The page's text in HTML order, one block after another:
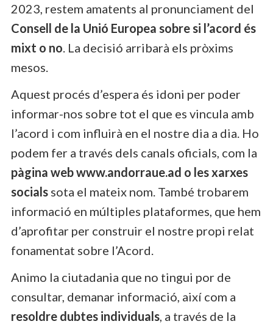
2023, restem amatents al pronunciament del
Consell de la Unió Europea sobre si l’acord és
mixt o no. La decisió arribarà els pròxims
mesos.
Aquest procés d’espera és idoni per poder
informar-nos sobre tot el que es vincula amb
l’acord i com influirà en el nostre dia a dia. Ho
podem fer a través dels canals oficials, com la
pàgina web www.andorraue.ad o les xarxes
socials sota el mateix nom. També trobarem
informació en múltiples plataformes, que hem
d’aprofitar per construir el nostre propi relat
fonamentat sobre l’Acord.
Animo la ciutadania que no tingui por de
consultar, demanar informació, així com a
resoldre dubtes individuals, a través de la